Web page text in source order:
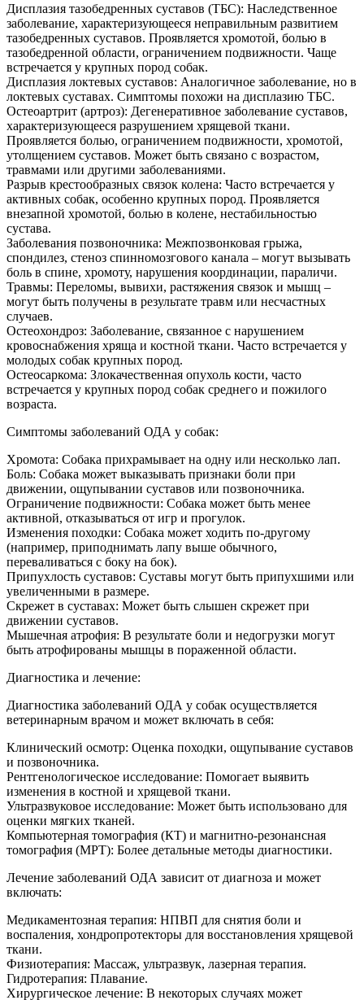
Дисплазия тазобедренных суставов (ТБС): Наследственное
заболевание, характеризующееся неправильным развитием
тазобедренных суставов. Проявляется хромотой, болью в
тазобедренной области, ограничением подвижности. Чаще
встречается у крупных пород собак.
Дисплазия локтевых суставов: Аналогичное заболевание, но в
локтевых суставах. Симптомы похожи на дисплазию ТБС.
Остеоартрит (артроз): Дегенеративное заболевание суставов,
характеризующееся разрушением хрящевой ткани.
Проявляется болью, ограничением подвижности, хромотой,
утолщением суставов. Может быть связано с возрастом,
травмами или другими заболеваниями.
Разрыв крестообразных связок колена: Часто встречается у
активных собак, особенно крупных пород. Проявляется
внезапной хромотой, болью в колене, нестабильностью
сустава.
Заболевания позвоночника: Межпозвонковая грыжа,
спондилез, стеноз спинномозгового канала – могут вызывать
боль в спине, хромоту, нарушения координации, параличи.
Травмы: Переломы, вывихи, растяжения связок и мышц –
могут быть получены в результате травм или несчастных
случаев.
Остеохондроз: Заболевание, связанное с нарушением
кровоснабжения хряща и костной ткани. Часто встречается у
молодых собак крупных пород.
Остеосаркома: Злокачественная опухоль кости, часто
встречается у крупных пород собак среднего и пожилого
возраста.
Симптомы заболеваний ОДА у собак:
Хромота: Собака прихрамывает на одну или несколько лап.
Боль: Собака может выказывать признаки боли при
движении, ощупывании суставов или позвоночника.
Ограничение подвижности: Собака может быть менее
активной, отказываться от игр и прогулок.
Изменения походки: Собака может ходить по-другому
(например, приподнимать лапу выше обычного,
переваливаться с боку на бок).
Припухлость суставов: Суставы могут быть припухшими или
увеличенными в размере.
Скрежет в суставах: Может быть слышен скрежет при
движении суставов.
Мышечная атрофия: В результате боли и недогрузки могут
быть атрофированы мышцы в пораженной области.
Диагностика и лечение:
Диагностика заболеваний ОДА у собак осуществляется
ветеринарным врачом и может включать в себя:
Клинический осмотр: Оценка походки, ощупывание суставов
и позвоночника.
Рентгенологическое исследование: Помогает выявить
изменения в костной и хрящевой ткани.
Ультразвуковое исследование: Может быть использовано для
оценки мягких тканей.
Компьютерная томография (КТ) и магнитно-резонансная
томография (МРТ): Более детальные методы диагностики.
Лечение заболеваний ОДА зависит от диагноза и может
включать:
Медикаментозная терапия: НПВП для снятия боли и
воспаления, хондропротекторы для восстановления хрящевой
ткани.
Физиотерапия: Массаж, ультразвук, лазерная терапия.
Гидротерапия: Плавание.
Хирургическое лечение: В некоторых случаях может